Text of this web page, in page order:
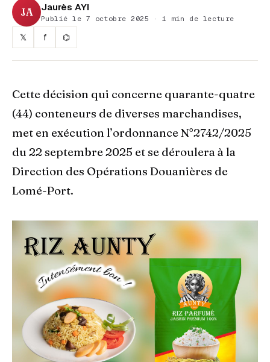
JA Jaurès AYI
Publié le 7 octobre 2025 · 1 min de lecture
𝕏 f ⌬
Cette décision qui concerne quarante-quatre
(44) conteneurs de diverses marchandises,
met en exécution l’ordonnance N°2742/2025
du 22 septembre 2025 et se déroulera à la
Direction des Opérations Douanières de
Lomé-Port.